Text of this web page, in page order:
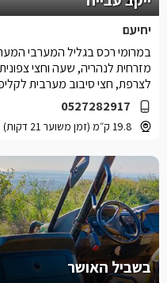
יחיעם
0527282917
19.8 ק״מ (זמן משוער 21 דקות)
מזרחית לנהריה, שעה וחצי
לצרפת, חצי סיבוב מערבית
בשביל האושר